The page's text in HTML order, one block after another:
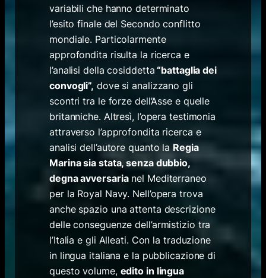
variabili che hanno determinato
l’esito finale del Secondo conflitto
mondiale. Particolarmente
approfondita risulta la ricerca e
l’analisi della cosiddetta “battaglia dei
convogli”, dove si analizzano gli
scontri tra le forze dell’Asse e quelle
britanniche. Altresì, l’opera testimonia
attraverso l’approfondita ricerca e
analisi dell’autore quanto la Regia
Marina sia stata, senza dubbio,
degna avversarianel Mediterraneo
per la Royal Navy. Nell’opera trova
anche spazio una attenta descrizione
delle conseguenze dell’armistizio tra
l’Italia e gli Alleati. Con la traduzione
in lingua italiana e la pubblicazione di
questo volume, edito in lingua